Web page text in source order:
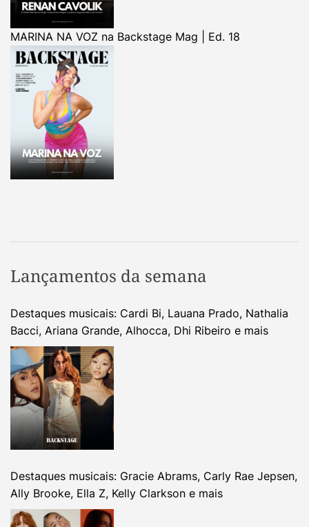
MARINA NA VOZ na Backstage Mag | Ed. 18
Lançamentos da semana
Destaques musicais: Cardi Bi, Lauana Prado, Nathalia
Bacci, Ariana Grande, Alhocca, Dhi Ribeiro e mais
Destaques musicais: Gracie Abrams, Carly Rae Jepsen,
Ally Brooke, Ella Z, Kelly Clarkson e mais